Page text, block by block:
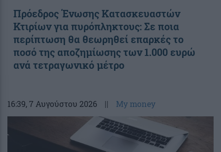
Πρόεδρος Ένωσης Κατασκευαστών
Κτιρίων για πυρόπληκτους: Σε ποια
περίπτωση θα θεωρηθεί επαρκές το
ποσό της αποζημίωσης των 1.000 ευρώ
ανά τετραγωνικό μέτρο
16:39, 7 Αυγούστου 2026 || My money